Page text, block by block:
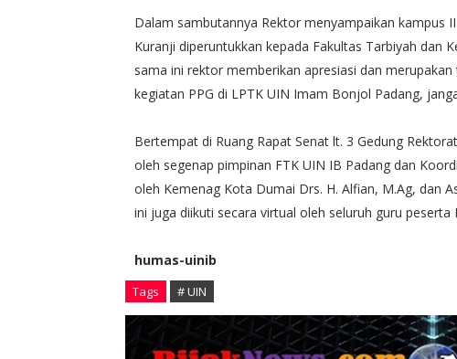
Dalam sambutannya Rektor menyampaikan kampus
Kuranji diperuntukkan kepada Fakultas Tarbiyah dan
sama ini rektor memberikan apresiasi dan
kegiatan PPG di LPTK UIN Imam Bonjol Padang,
Bertempat di Ruang Rapat Senat lt. 3 Gedung
oleh segenap pimpinan FTK UIN IB Padang dan
oleh Kemenag Kota Dumai Drs. H. Alfian, M.Ag, dan
ini juga diikuti secara virtual oleh seluruh guru peserta
humas-uinib
Tags # UIN